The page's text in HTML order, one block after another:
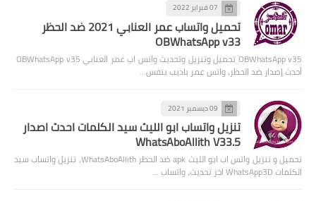
07 فبراير 2022
تحميل واتساب عمر العنابي 2021 ضد الحظر
OBWhatsApp v33
OBWhatsApp v35 تحميل وتنزيل وتحديث واتس اب عمر العنابي OBWhatsApp v35
أحدث إصدار ضد الحظر، واتس عمر باذيب بنفس…
09 ديسمبر 2021
تنزيل واتساب ابو الليث سيد الكلمات احدث اصدار
WhatsAboAllith V33.5
تحميل و تنزيل واتس اب ابو الليث apk ضد الحظر WhatsAboAllith، تنزيل واتساب سيد
الكلمات WhatsApp3D اخر تحديث، واتساب …